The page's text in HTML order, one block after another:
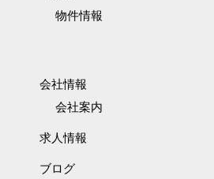
物件情報
会社情報
会社案内
求人情報
ブログ